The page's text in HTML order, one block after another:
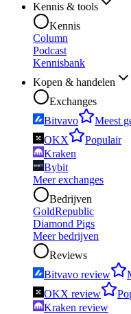
Kennis & tools
Kennis
Column
Podcast
Kennisbank
Kopen & handelen
Exchanges
Bitvavo
Meest
OKX
Populair
Kraken
Bybit
Meer exchanges
Bedrijven
GoldRepublic
Diamond Pigs
Meer bedrijven
Reviews
Bitvavo review
OKX review
Kraken review